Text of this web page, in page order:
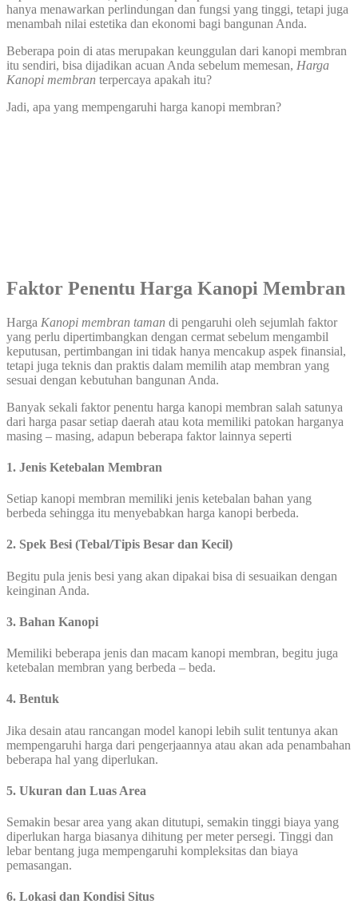
hanya menawarkan perlindungan dan fungsi yang tinggi, tetapi juga
menambah nilai estetika dan ekonomi bagi bangunan Anda.
Beberapa poin di atas merupakan keunggulan dari kanopi membran
itu sendiri, bisa dijadikan acuan Anda sebelum memesan, Harga
Kanopi membran terpercaya apakah itu?
Jadi, apa yang mempengaruhi harga kanopi membran?
Faktor Penentu Harga Kanopi Membran
Harga Kanopi membran taman di pengaruhi oleh sejumlah faktor
yang perlu dipertimbangkan dengan cermat sebelum mengambil
keputusan, pertimbangan ini tidak hanya mencakup aspek finansial,
tetapi juga teknis dan praktis dalam memilih atap membran yang
sesuai dengan kebutuhan bangunan Anda.
Banyak sekali faktor penentu harga kanopi membran salah satunya
dari harga pasar setiap daerah atau kota memiliki patokan harganya
masing – masing, adapun beberapa faktor lainnya seperti
1. Jenis Ketebalan Membran
Setiap kanopi membran memiliki jenis ketebalan bahan yang
berbeda sehingga itu menyebabkan harga kanopi berbeda.
2. Spek Besi (Tebal/Tipis Besar dan Kecil)
Begitu pula jenis besi yang akan dipakai bisa di sesuaikan dengan
keinginan Anda.
3. Bahan Kanopi
Memiliki beberapa jenis dan macam kanopi membran, begitu juga
ketebalan membran yang berbeda – beda.
4. Bentuk
Jika desain atau rancangan model kanopi lebih sulit tentunya akan
mempengaruhi harga dari pengerjaannya atau akan ada penambahan
beberapa hal yang diperlukan.
5. Ukuran dan Luas Area
Semakin besar area yang akan ditutupi, semakin tinggi biaya yang
diperlukan harga biasanya dihitung per meter persegi. Tinggi dan
lebar bentang juga mempengaruhi kompleksitas dan biaya
pemasangan.
6. Lokasi dan Kondisi Situs